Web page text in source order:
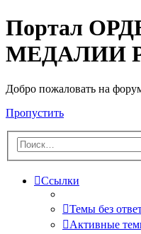
Портал
МЕДАЛИИ
Добро пожаловать на
Пропустить
Ссылки
Темы без
Активные